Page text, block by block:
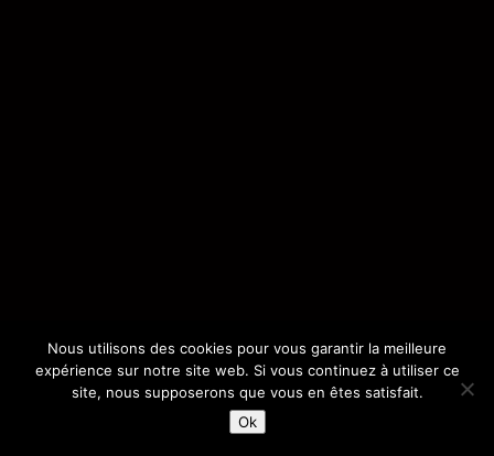
Nous utilisons des cookies pour vous garantir la meilleure
expérience sur notre site web. Si vous continuez à utiliser ce
site, nous supposerons que vous en êtes satisfait.
Ok